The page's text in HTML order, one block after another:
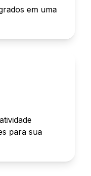
em uma
para sua